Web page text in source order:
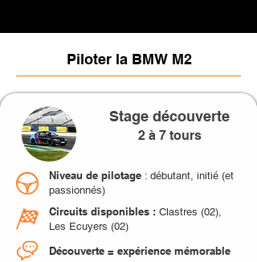
Piloter la BMW M2
Stage découverte
2 à 7 tours
Niveau de pilotage : débutant, initié (et
passionnés)
Circuits disponibles : Clastres (02),
Les Ecuyers (02)
Découverte = expérience mémorable